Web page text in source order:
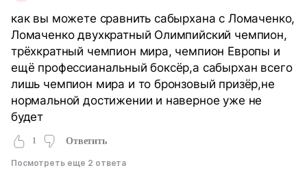
как вы можете сравнить сабырхана с Ломаченко,
Ломаченко двухкратный Олимпийский чемпион,
трёхкратный чемпион мира, чемпион Европы и
ещё профессианальный боксёр,а сабырхан всего
лишь чемпион мира и то бронзовый призёр,не
нормальной достижении и наверное уже не
будет
1 Ответить
Посмотреть еще 2 ответа